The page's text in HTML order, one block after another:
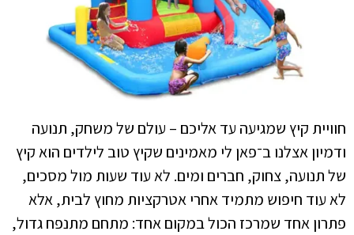
חוויית קיץ שמגיעה עד אליכם – עולם של משחק, תנועה
ודמיון אצלנו ב־פאן לי מאמינים שקיץ טוב לילדים הוא קיץ
של תנועה, צחוק, חברים ומים. לא עוד שעות מול מסכים,
לא עוד חיפוש מתמיד אחרי אטרקציות מחוץ לבית, אלא
פתרון אחד שמרכז הכול במקום אחד: מתחם מתנפח גדול,